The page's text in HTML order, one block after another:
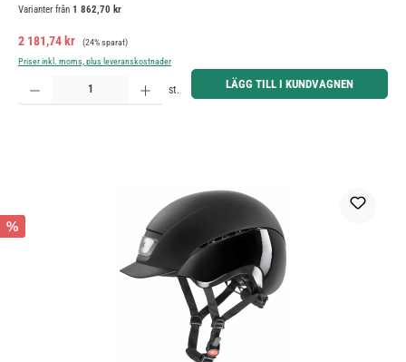
Varianter från 1 862,70 kr
Försäljningspris:
2 181,74 kr Ordinarie pris:
(24% sparat)
Priser inkl. moms, plus leveranskostnader
Produktkvantitet: Ange önskat belopp eller använd knapparna för att öka eller minska kvantiteten.
st. LÄGG TILL I KUNDVAGNEN
%